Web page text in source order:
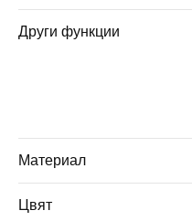
Други функции
Материал
Цвят